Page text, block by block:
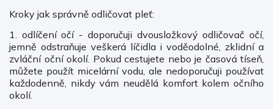
Kroky jak správně odličovat pleť:
1. odlíčení očí - doporučuji dvousložkový odličovač očí,
jemně odstraňuje veškerá líčidla i voděodolné, zklidní a
zvláční oční okolí. Pokud cestujete nebo je časová tíseň,
můžete použít micelární vodu, ale nedoporučuji používat
každodenně, nikdy vám neudělá komfort kolem očního
okolí.